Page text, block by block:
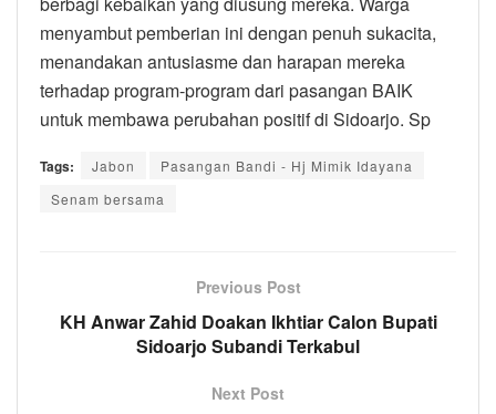
menyambut pemberian ini dengan penuh sukacita,
menandakan antusiasme dan harapan mereka
terhadap program-program dari pasangan BAIK
untuk membawa perubahan positif di Sidoarjo. Sp
Tags: Jabon
Pasangan Bandi - Hj Mimik Idayana
Senam bersama
Previous Post
KH Anwar Zahid Doakan Ikhtiar Calon Bupati
Sidoarjo Subandi Terkabul
Next Post